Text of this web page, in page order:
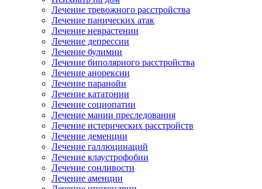
Лечение тревожного расстройства
Лечение панических атак
Лечение неврастении
Лечение депрессии
Лечение булимии
Лечение биполярного расстройства
Лечение анорексии
Лечение паранойи
Лечение кататонии
Лечение социопатии
Лечение мании преследования
Лечение истерических расстройств
Лечение деменции
Лечение галлюцинаций
Лечение клаустрофобии
Лечение сонливости
Лечение аменции